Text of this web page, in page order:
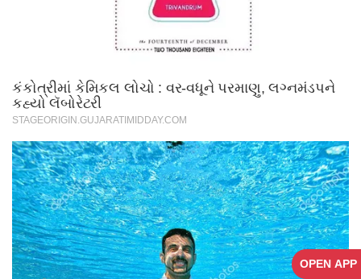
OPEN APP